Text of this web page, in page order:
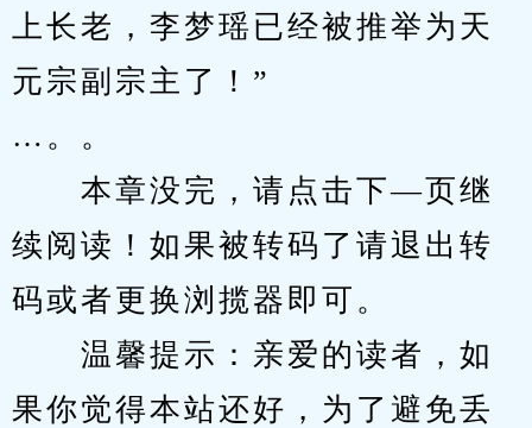
上长老，李梦瑶已经被推举为天
元宗副宗主了！”
…。。
本章没完，请点击下—页继
续阅读！如果被转码了请退出转
码或者更换浏揽器即可。
温馨提示：亲爱的读者，如
果你觉得本站还好，为了避免丢